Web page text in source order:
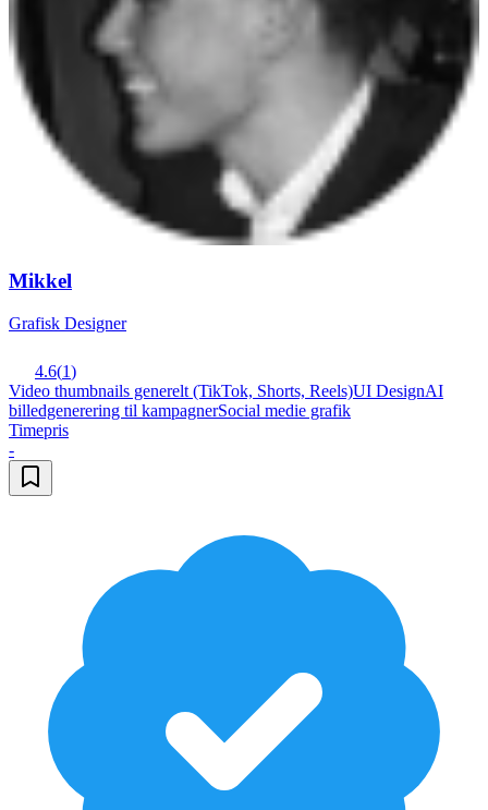
Mikkel
Grafisk Designer
4.6(1)
Video thumbnails generelt (TikTok, Shorts, Reels)UI DesignAI
billedgenerering til kampagnerSocial medie grafik
Timepris
-